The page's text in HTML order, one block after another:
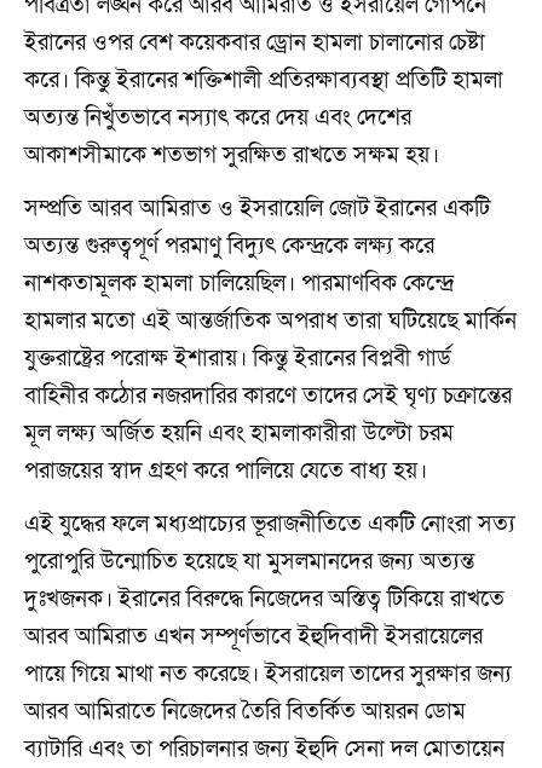
ইরানের ওপর বেশ কয়েকবার ড্রোন হামলা চালানোর চেষ্টা
করে। কিন্তু ইরানের শক্তিশালী প্রতিরক্ষাব্যবস্থা প্রতিটি হামলা
অত্যন্ত নিখুঁতভাবে নস্যাৎ করে দেয় এবং দেশের
আকাশসীমাকে শতভাগ সুরক্ষিত রাখতে সক্ষম হয়।
সম্প্রতি আরব আমিরাত ও ইসরায়েলি জোট ইরানের একটি
অত্যন্ত গুরুত্বপূর্ণ পরমাণু বিদ্যুৎ কেন্দ্রকে লক্ষ্য করে
নাশকতামূলক হামলা চালিয়েছিল। পারমাণবিক কেন্দ্রে
হামলার মতো এই আন্তর্জাতিক অপরাধ তারা ঘটিয়েছে মার্কিন
যুক্তরাষ্ট্রের পরোক্ষ ইশারায়। কিন্তু ইরানের বিপ্লবী গার্ড
বাহিনীর কঠোর নজরদারির কারণে তাদের সেই ঘৃণ্য চক্রান্তের
মূল লক্ষ্য অর্জিত হয়নি এবং হামলাকারীরা উল্টো চরম
পরাজয়ের স্বাদ গ্রহণ করে পালিয়ে যেতে বাধ্য হয়।
এই যুদ্ধের ফলে মধ্যপ্রাচ্যের ভূরাজনীতিতে একটি নোংরা সত্য
পুরোপুরি উন্মোচিত হয়েছে যা মুসলমানদের জন্য অত্যন্ত
দুঃখজনক। ইরানের বিরুদ্ধে নিজেদের অস্তিত্ব টিকিয়ে রাখতে
আরব আমিরাত এখন সম্পূর্ণভাবে ইহুদিবাদী ইসরায়েলের
পায়ে গিয়ে মাথা নত করেছে। ইসরায়েল তাদের সুরক্ষার জন্য
আরব আমিরাতে নিজেদের তৈরি বিতর্কিত আয়রন ডোম
ব্যাটারি এবং তা পরিচালনার জন্য ইহুদি সেনা দল মোতায়েন